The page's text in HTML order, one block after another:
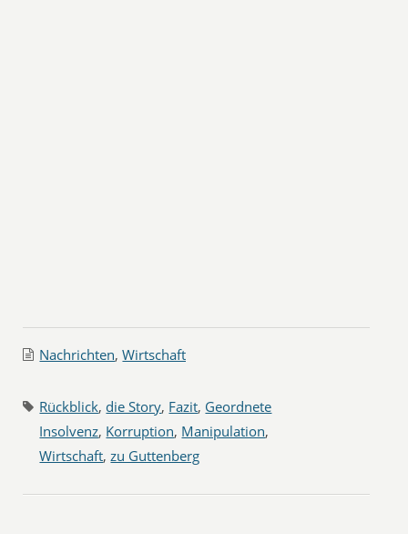
Nachrichten,Wirtschaft
Rückblick, die Story, Fazit, Geordnete
Insolvenz, Korruption, Manipulation,
Wirtschaft,zu Guttenberg